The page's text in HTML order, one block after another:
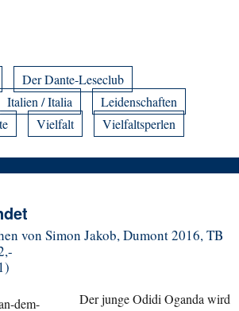
Der Dante-Leseclub
Italien / Italia
Leidenschaften
Vielfalt
Vielfaltsperlen
von Simon Jakob, Dumont 2016, TB
Der junge Odidi Oganda wird